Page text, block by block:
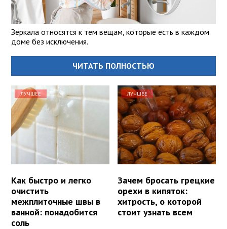
Зеркала относятся к тем вещам, которые есть в каждом
доме без исключения.
ЧИТАТЬ ПОЛНОСТЬЮ
ЛУЧШЕЕ
Как быстро и легко
очистить
межплиточные швы в
ванной: понадобится
соль
ЛУЧШЕЕ
Зачем бросать грецкие
орехи в кипяток:
хитрость, о которой
стоит узнать всем